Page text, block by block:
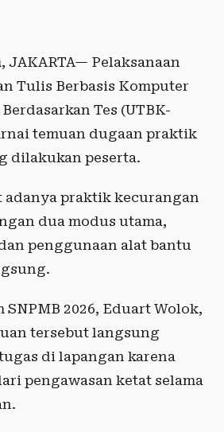
JAKARTA— Pelaksanaan
Tulis Berbasis Komputer
Tes (UTBK-
temuan dugaan praktik
dilakukan peserta.
adanya praktik kecurangan
dua modus utama,
penggunaan alat bantu
SNPMB 2026, Eduart Wolok,
tersebut langsung
di lapangan karena
pengawasan ketat selama